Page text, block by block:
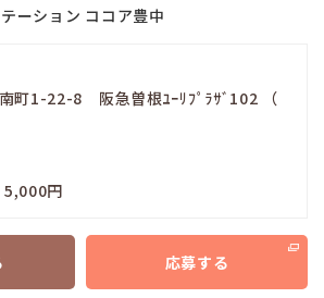
ーション ココア豊中
町1-22-8 阪急曽根ﾕｰﾘﾌﾟﾗｻﾞ102 （
円
応募する